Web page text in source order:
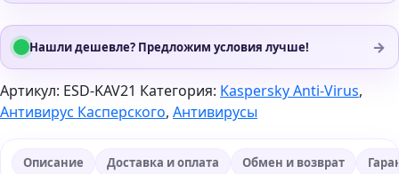
Нашли дешевле? Предложим условия лучше! →
Артикул: ESD-KAV21 Категория: Kaspersky Anti-Virus,
Антивирус Касперского, Антивирусы
Описание Доставка и оплата Обмен и возврат